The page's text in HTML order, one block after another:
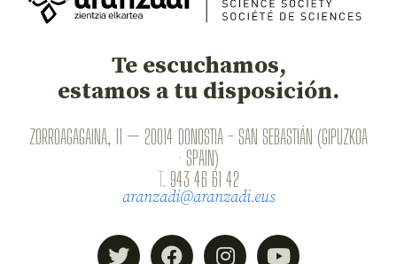
Te escuchamos,
estamos a tu disposición.
ZORROAGAGAINA, 11 — 20014 DONOSTIA - SAN SEBASTIÁN (GIPUZKOA
· SPAIN)
T. 943 46 61 42
aranzadi@aranzadi.eus